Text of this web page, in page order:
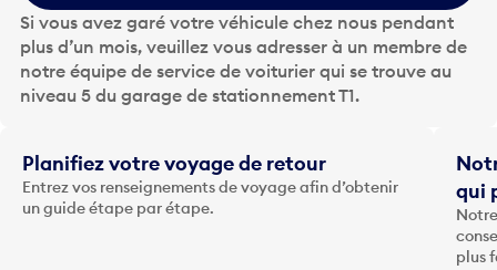
z
s
u
r
l
t
o
u
Si vous avez garé votre véhicule chez nous pendant
plus d’un mois, veuillez vous adresser à un membre de
notre équipe de service de voiturier qui se trouve au
niveau 5 du garage de stationnement T1.
Planifiez votre voyage de retour
Entrez vos renseignements de voyage afin d’obtenir
un guide étape par étape.
qui
plus